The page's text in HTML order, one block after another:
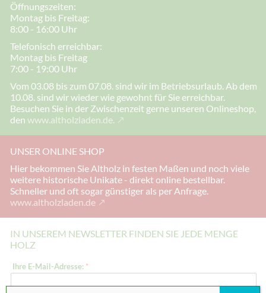
Öffnungszeiten:
Montag bis Freitag:
8:00 - 16:00 Uhr
Telefonisch erreichbar:
Montag bis Freitag
7:00 - 19:00 Uhr
Vom 03.08 bis zum 07.08. sind wir im Betriebsurlaub. Ab dem
10.08. sind wir wieder wie gewohnt für Sie erreichbar.
Besuchen Sie in der Zwischenzeit gerne unseren Onlineshop,
den www.altholzladen.de.
UNSER ONLINE SHOP
Hier bekommen Sie Altholz in festen Maßen und noch viele
weitere historische Unikate - direkt online bestellbar.
Schneller und oft sogar günstiger als per Anfrage.
www.altholzladen.de
IN UNSEREM NEWSLETTER FINDEN SIE JEDE MENGE
HOLZ
*
-
Ihre E-Mail-Adresse: *